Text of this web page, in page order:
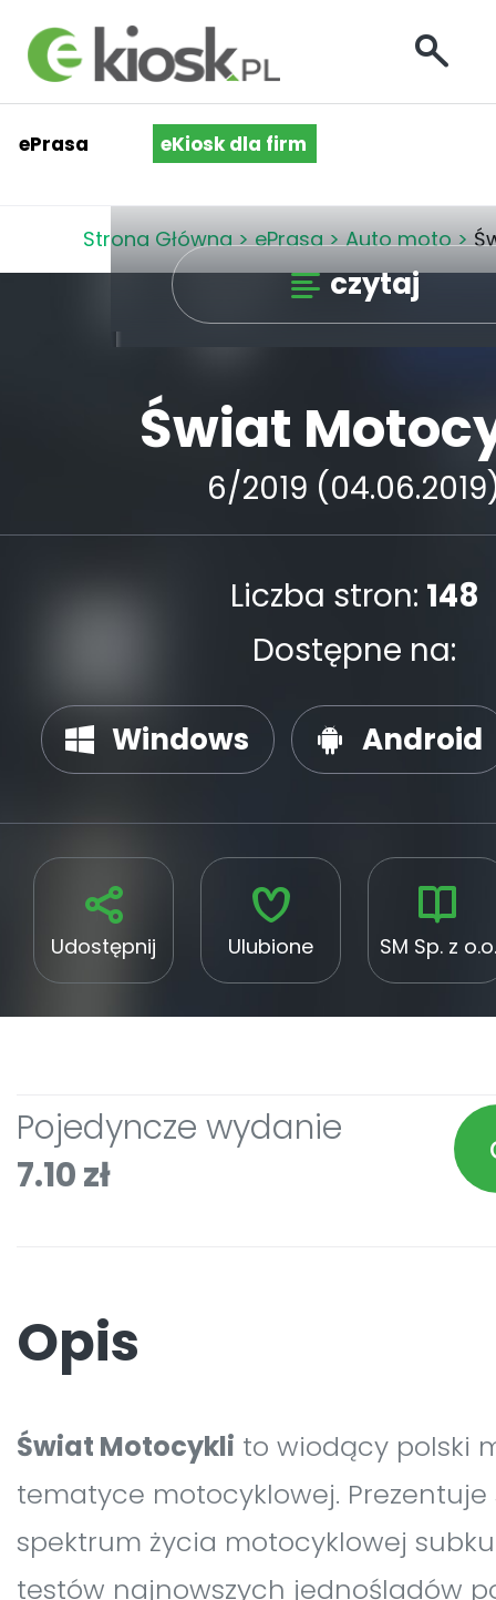
ePrasa eKiosk dla firm
Strona Główna > ePrasa > Auto moto >
czytaj
Świat
6/2019
Liczba stron: 148
Dostępne na:
Windows Android
Udostępnij Ulubione SM Sp. z o.o.
Pojedyncze wydanie
7.10 zł
Opis
Świat Motocykli to wiodący polski
tematyce motocyklowej. Prezentuje
spektrum życia motocyklowej
testów najnowszych jednośladów